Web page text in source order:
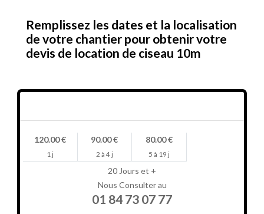
Remplissez les dates et la localisation
de votre chantier pour obtenir votre
devis de location de ciseau 10m
120.00 €
1 j
90.00 €
2 à 4 j
80.00 €
5 à 19 j
20 Jours et +
Nous Consulter au
01 84 73 07 77